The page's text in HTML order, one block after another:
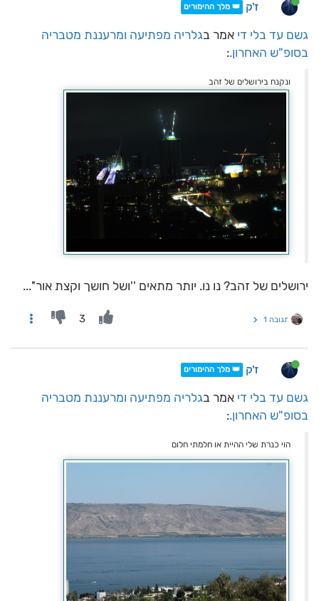
ז'ק 👑 מלך ההימורים
גשם עד בלי די אמר בגלריה מפתיעה ומרעננת מטבריה
בסופ"ש האחרון.:
ונקנח בירושלים של זהב
ירושלים של זהב? נו נו. יותר מתאים ''ושל חושך וקצת אור''...
תגובה 1 3
ז'ק 👑 מלך ההימורים
גשם עד בלי די אמר בגלריה מפתיעה ומרעננת מטבריה
בסופ"ש האחרון.:
הוי כנרת שלי ההיית או חלמתי חלום